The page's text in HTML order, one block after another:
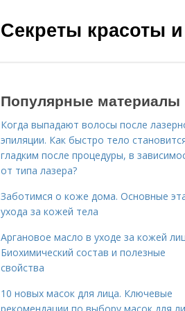
Секреты красоты
Популярные материалы
Когда выпадают волосы после
эпиляции. Как быстро тело
гладким после процедуры, в
от типа лазера?
Заботимся о коже дома. Основные
ухода за кожей тела
Аргановое масло в уходе за кожей
Биохимический состав и полезные
свойства
10 новых масок для лица. Ключевые